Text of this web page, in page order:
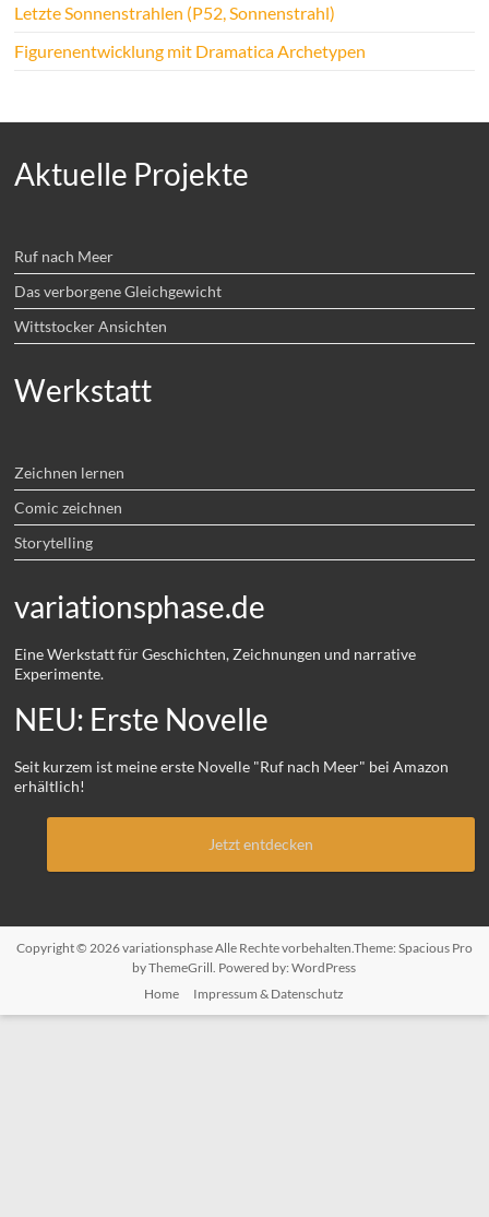
Letzte Sonnenstrahlen (P52, Sonnenstrahl)
Figurenentwicklung mit Dramatica Archetypen
Aktuelle Projekte
Ruf nach Meer
Das verborgene Gleichgewicht
Wittstocker Ansichten
Werkstatt
Zeichnen lernen
Comic zeichnen
Storytelling
variationsphase.de
Eine Werkstatt für Geschichten, Zeichnungen und narrative
Experimente.
NEU: Erste Novelle
Seit kurzem ist meine erste Novelle "Ruf nach Meer" bei Amazon
erhältlich!
Jetzt entdecken
Copyright © 2026variationsphaseAlle Rechte vorbehalten.Theme: Spacious Pro
by ThemeGrill. Powered by:WordPress
Home
Impressum & Datenschutz